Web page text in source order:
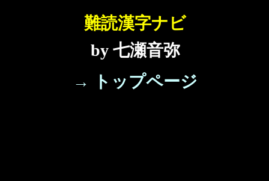
難読漢字ナビ
by 七瀬音弥
→ トップページ